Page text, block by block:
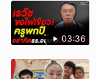
03:36